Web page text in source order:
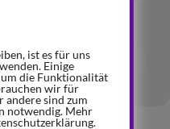
ist es für uns
Einige
die Funktionalität
wir für
andere sind zum
notwendig. Mehr